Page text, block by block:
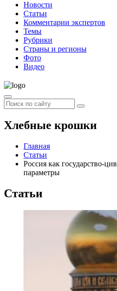
Новости
Статьи
Комментарии экспертов
Темы
Рубрики
Страны и регионы
Фото
Видео
Хлебные крошки
Главная
Статьи
Россия как государство-
параметры
Статьи